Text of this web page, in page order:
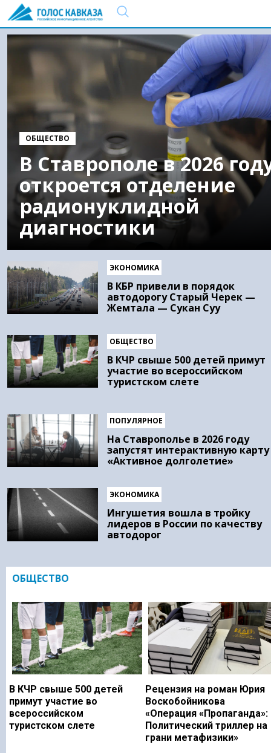
ОБЩЕСТВО
В Ставрополе в 2026
откроется отделение
радионуклидной
диагностики
ЭКОНОМИКА
В КБР привели в порядок
автодорогу Старый Черек —
Жемтала — Сукан Суу
ОБЩЕСТВО
В КЧР свыше 500 детей примут
участие во всероссийском
туристском слете
ПОПУЛЯРНОЕ
На Ставрополье в 2026 году
запустят интерактивную карту
«Активное долголетие»
ЭКОНОМИКА
Ингушетия вошла в тройку
лидеров в России по качеству
автодорог
ОБЩЕСТВО
В КЧР свыше 500 детей
примут участие во
всероссийском
туристском слете
Рецензия на роман Юрия
Воскобойникова
«Операция «Пропаганда»:
Политический триллер на
грани метафизики»